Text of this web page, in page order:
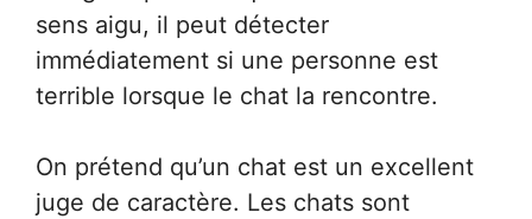
sens aigu, il peut détecter
immédiatement si une personne est
terrible lorsque le chat la rencontre.
On prétend qu’un chat est un excellent
juge de caractère. Les chats sont